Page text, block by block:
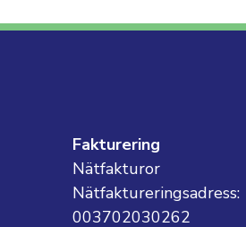
Fakturering
Nätfakturor
Nätfaktureringsadress:
003702030262